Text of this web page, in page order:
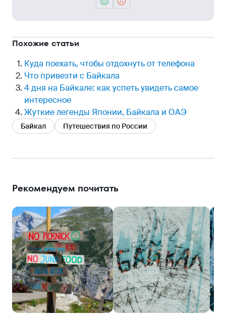
Похожие статьи
Куда поехать, чтобы отдохнуть от телефона
Что привезти с Байкала
4 дня на Байкале: как успеть увидеть самое
интересное
Жуткие легенды Японии, Байкала и ОАЭ
Байкал Путешествия по России
Рекомендуем почитать